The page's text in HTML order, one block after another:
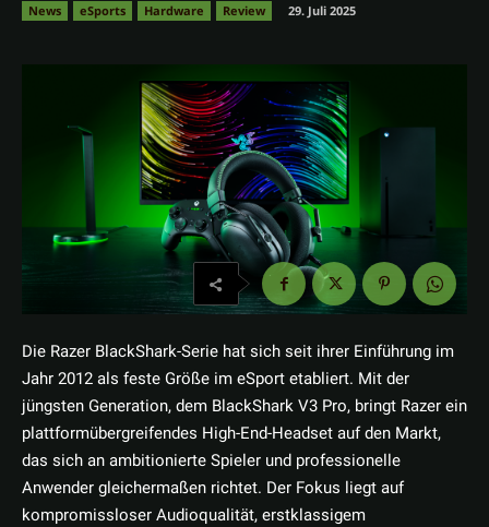
News eSports Hardware Review 29. Juli 2025
Die Razer BlackShark-Serie hat sich seit ihrer Einführung im
Jahr 2012 als feste Größe im eSport etabliert. Mit der
jüngsten Generation, dem BlackShark V3 Pro, bringt Razer ein
plattformübergreifendes High-End-Headset auf den Markt,
das sich an ambitionierte Spieler und professionelle
Anwender gleichermaßen richtet. Der Fokus liegt auf
kompromissloser Audioqualität, erstklassigem